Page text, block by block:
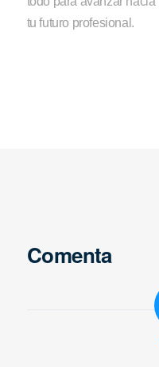
tu futuro profesional.
Comenta